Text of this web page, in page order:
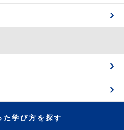
た学び方を探す